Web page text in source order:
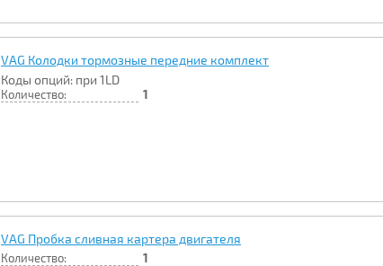
VAG Колодки тормозные передние комплект
Коды опций: при 1LD
Количество: 1
VAG Пробка сливная картера двигателя
Количество: 1